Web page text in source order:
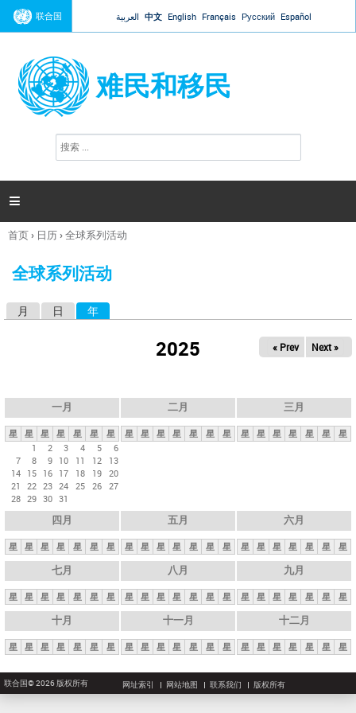
Jump to navigation
联合国 العربية 中文 English Français Русский Español
难民和移民
搜
索

你
这
首页› 日历›全球系列活动
全球系列活动
月 日 年
2025 « Prev Next »
一月
星 星 星 星 星 星
星
1
2 3 4 5
6
7
8 9 10 11 12
13
14 15 16 17 18 19 20
21
22 23 24 25 26 27
28 29 30 31
二月
星 星 星 星 星 星 星
三月
星 星 星 星 星 星 星
四月
星 星 星 星 星 星 星
五月
星 星 星 星 星 星 星
六月
星 星 星 星 星 星 星
七月
星 星 星 星 星 星 星
八月
星 星 星 星 星 星 星
九月
星 星 星 星 星 星 星
十月
星 星 星 星 星 星 星
十一月
星 星 星 星 星 星 星
十二月
星 星 星 星 星 星 星
联合国© 2026 版权所有 网址索引 网站地图 联系我们 版权所有